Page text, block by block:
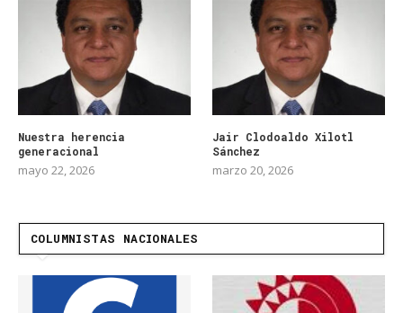
Nuestra herencia
generacional
mayo 22, 2026
Jair Clodoaldo Xilotl
Sánchez
marzo 20, 2026
COLUMNISTAS NACIONALES